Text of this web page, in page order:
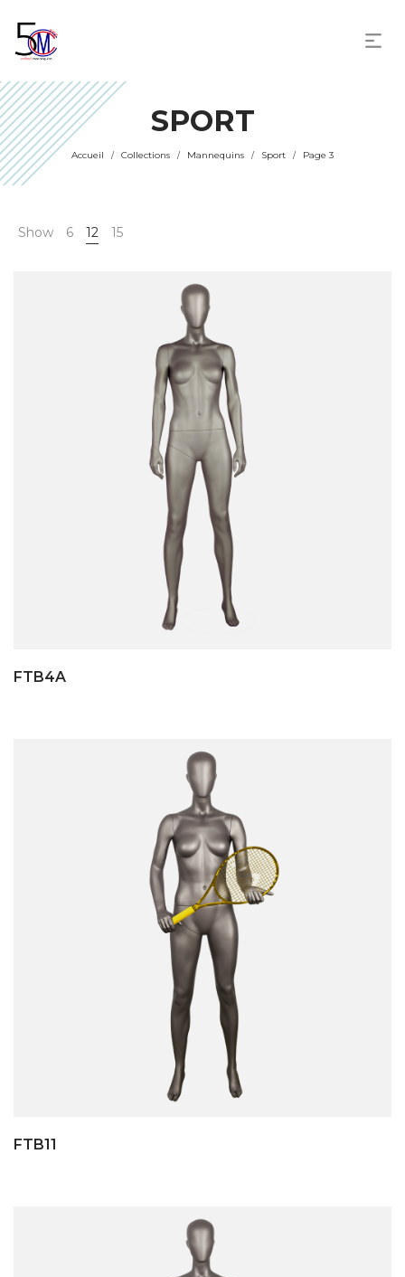
SPORT
Accueil / Collections / Mannequins / Sport / Page 3
Show 6 12 15
FTB4A
FTB11